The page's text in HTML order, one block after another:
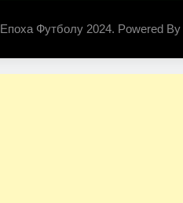
Епоха Футболу 2024. Powered By